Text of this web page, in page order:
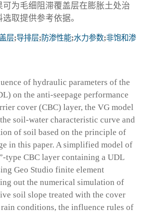
为毛细阻滞覆盖层在膨胀土处治
取提供参考依据。
层;导排层; 防渗性能;水力参数;非饱和渗
of hydraulic parameters of the
on the anti-seepage performance
cover (CBC) layer, the VG model
soil-water characteristic curve and
of soil based on the principle of
in this paper. A simplified model of
type CBC layer containing a UDL
Geo Studio finite element
out the numerical simulation of
soil slope treated with the cover
conditions, the influence rules of